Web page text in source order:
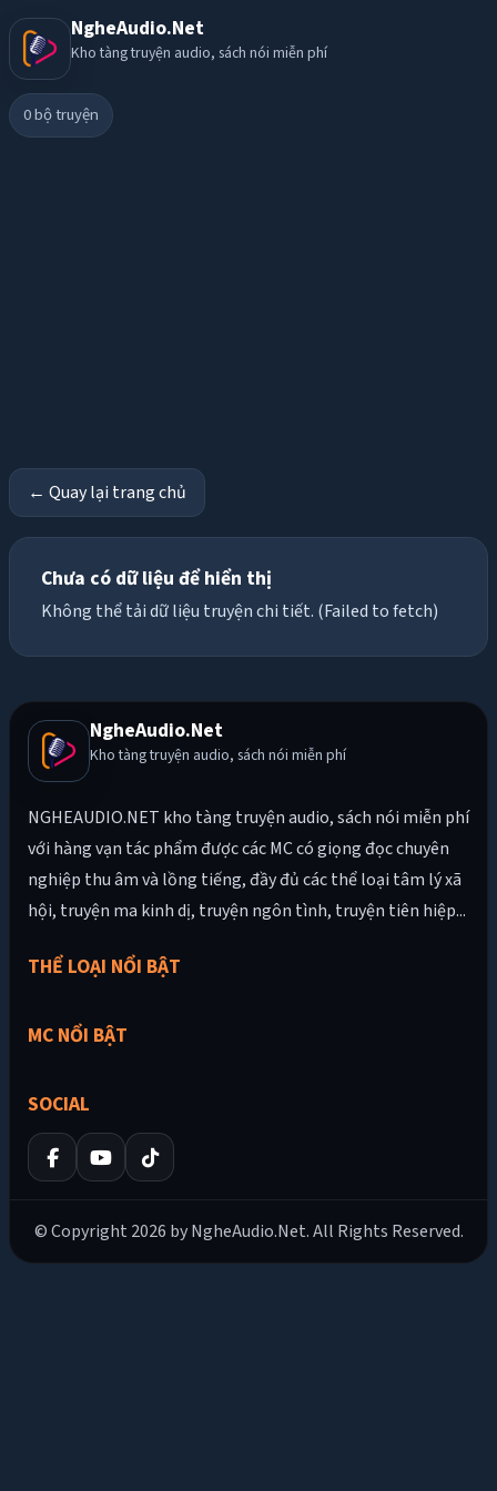
NgheAudio.Net
Kho tàng truyện audio, sách nói miễn phí
0bộ truyện
← Quay lại trang chủ
Chưa có dữ liệu để hiển thị
Không thể tải dữ liệu truyện chi tiết. (Failed to fetch)
NgheAudio.Net
Kho tàng truyện audio, sách nói miễn phí
NGHEAUDIO.NET kho tàng truyện audio, sách nói miễn phí
với hàng vạn tác phẩm được các MC có giọng đọc chuyên
nghiệp thu âm và lồng tiếng, đầy đủ các thể loại tâm lý xã
hội, truyện ma kinh dị, truyện ngôn tình, truyện tiên hiệp...
THỂ LOẠI NỔI BẬT
MC NỔI BẬT
SOCIAL
© Copyright 2026 by NgheAudio.Net. All Rights Reserved.